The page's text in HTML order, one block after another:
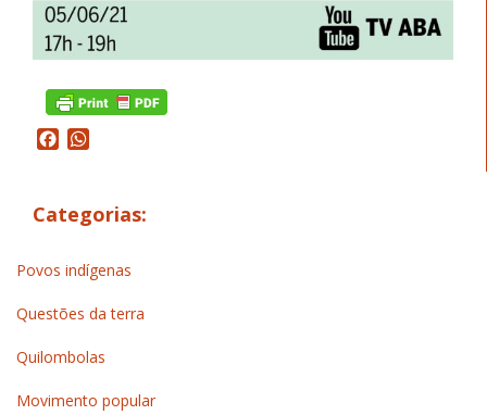
Facebook
Categorias:
Povos indígenas
Questões da terra
Quilombolas
Movimento popular